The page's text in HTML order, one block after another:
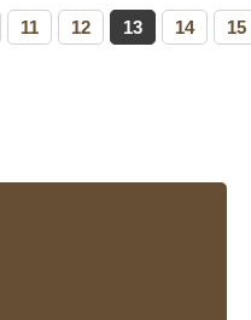
11 12 13 14 15